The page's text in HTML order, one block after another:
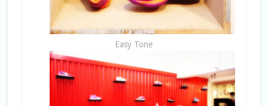
Easy Tone